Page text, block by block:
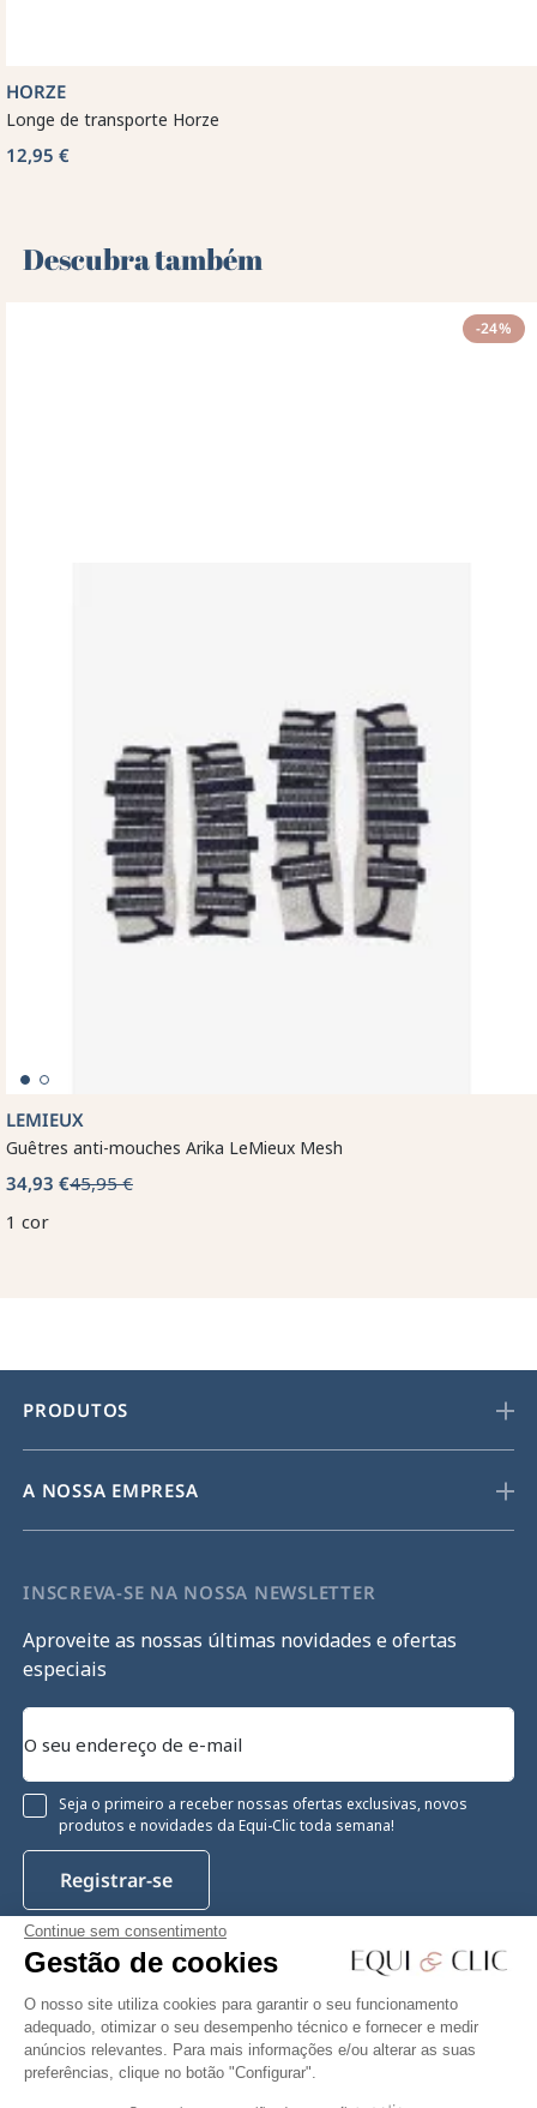
Continue sem consentimento
Gestão de cookies
O nosso site utiliza cookies para garantir o seu funcionamento
adequado, otimizar o seu desempenho técnico e fornecer e medir
anúncios relevantes. Para mais informações e/ou alterar as suas
preferências, clique no botão "Configurar".
HORZE
Longe de transporte Horze
12,95 €
Descubra também 🌻
-24%
LEMIEUX
Guêtres anti-mouches Arika LeMieux Mesh
34,93 €45,95 €
1 cor
PRODUTOS
A NOSSA EMPRESA
INSCREVA-SE NA NOSSA NEWSLETTER
Aproveite as nossas últimas novidades e ofertas
especiais
Seja o primeiro a receber nossas ofertas exclusivas, novos
produtos e novidades da Equi-Clic toda semana!
Registrar-se
Facebook Twitter
YouTube
Pinterest
Instagram